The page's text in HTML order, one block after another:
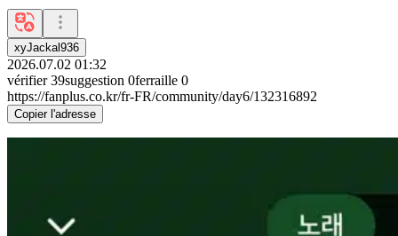
xyJackal936
2026.07.02 01:32
vérifier 39suggestion 0ferraille 0
https://fanplus.co.kr/fr-FR/community/day6/132316892
Copier l'adresse